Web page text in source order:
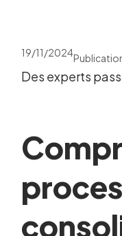
19/11/2024
Des experts